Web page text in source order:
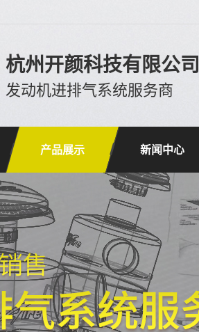
杭州开颜科技有限公司
发动机进排气系统服务商
产品展示 新闻中心